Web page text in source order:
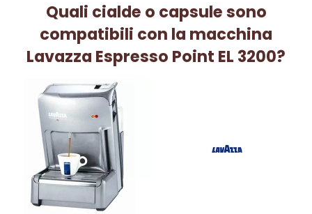
Quali cialde o capsule sono
compatibili con la macchina
Lavazza Espresso Point EL 3200?